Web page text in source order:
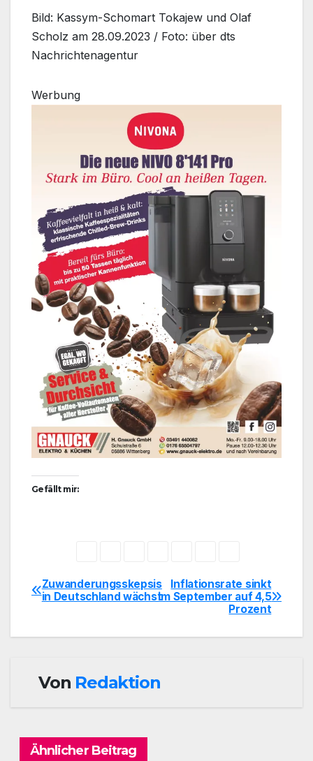
Bild: Kassym-Schomart Tokajew und Olaf
Scholz am 28.09.2023 / Foto: über dts
Nachrichtenagentur
Werbung
Gefällt mir:
Beitragsnavigation
Inflationsrate sinkt
im September auf 4,5
Prozent
Zuwanderungsskepsis
in Deutschland wächst
Von Redaktion
Ähnlicher Beitrag